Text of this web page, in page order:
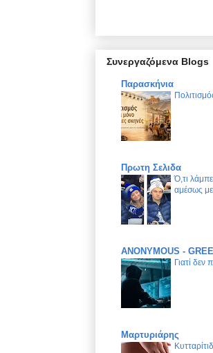
Συνεργαζόμενα Blogs
Παρασκήνια
Πρωτη Σελιδα
Ό,τι
αμέσως
ANONYMOUS -
Γιατί
Μαρτυριάρης